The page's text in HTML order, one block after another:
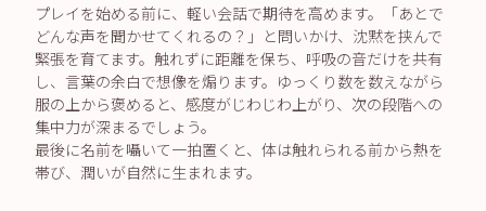
プレイを始める前に、軽い会話で期待を高めます。「あとで
どんな声を聞かせてくれるの？」と問いかけ、沈黙を挟んで
緊張を育てます。触れずに距離を保ち、呼吸の音だけを共有
し、言葉の余白で想像を煽ります。ゆっくり数を数えながら
服の上から褒めると、感度がじわじわ上がり、次の段階への
集中力が深まるでしょう。
最後に名前を囁いて一拍置くと、体は触れられる前から熱を
帯び、潤いが自然に生まれます。